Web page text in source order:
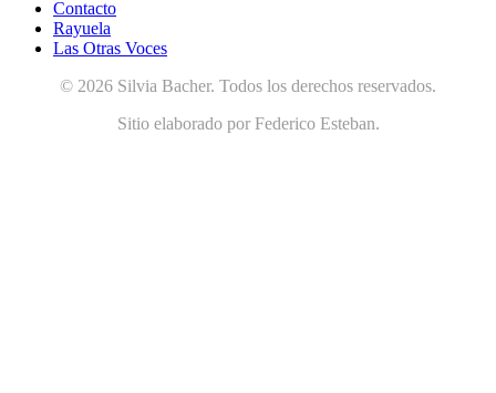
Contacto
Rayuela
Las Otras Voces
© 2026 Silvia Bacher. Todos los derechos reservados.
Sitio elaborado por Federico Esteban.